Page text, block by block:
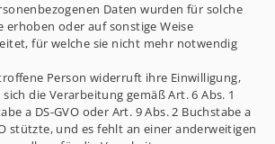
Daten wurden für solche
erhoben oder auf sonstige Weise
für welche sie nicht mehr notwendig
Person widerruft ihre Einwilligung,
die Verarbeitung gemäß Art. 6 Abs. 1
a DS-GVO oder Art. 9 Abs. 2 Buchstabe a
stützte, und es fehlt an einer anderweitigen